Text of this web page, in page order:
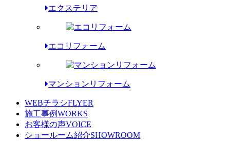
エクステリア
エコリフォーム
マンションリフォーム
WEBチラシFLYER
施工事例WORKS
お客様の声VOICE
ショールーム紹介SHOWROOM